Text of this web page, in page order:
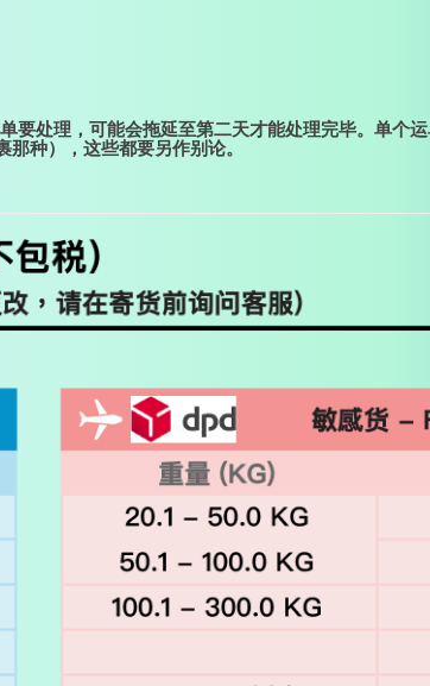
要处理，可能会拖延至第二天才能处理完毕。单个
种），这些都要另作别论。